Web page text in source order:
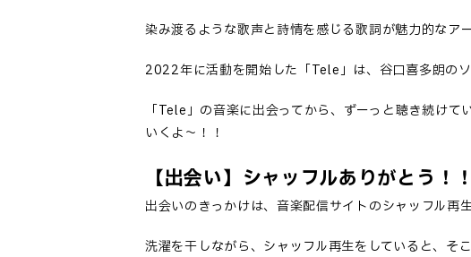
染み渡るような歌声と詩情を感じる歌詞が魅力的なア
2022年に活動を開始した「Tele」は、谷口喜多朗のソ
「Tele」の音楽に出会ってから、ずーっと聴き続け
いくよ～！！
【出会い】シャッフルありがとう！！
出会いのきっかけは、音楽配信サイトのシャッフル再生
洗濯を干しながら、シャッフル再生をしていると、そ